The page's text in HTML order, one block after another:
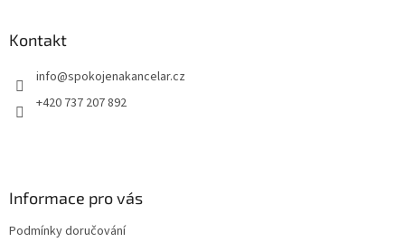
Kontakt
info@spokojenakancelar.cz
+420 737 207 892
Informace pro vás
Podmínky doručování